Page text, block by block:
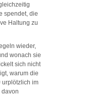
spendet, die
Haltung zu
wieder,
wonach sie
sich nicht
warum die
urplötzlich im
davon